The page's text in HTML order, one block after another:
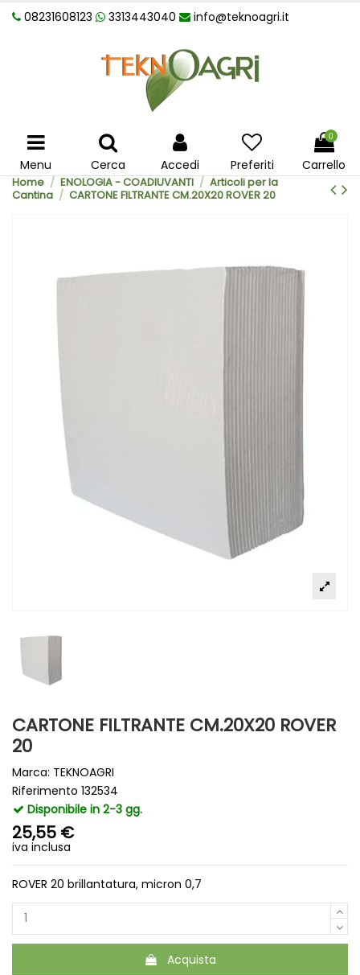
08231608123 3313443040 info@teknoagri.it
Menu Cerca Accedi Preferiti
0
Carrello
Home ENOLOGIA - COADIUVANTI
Articoli per la
Cantina
CARTONE FILTRANTE CM.20X20 ROVER 20
CARTONE FILTRANTE CM.20X20 ROVER
20
Marca: TEKNOAGRI
Riferimento 132534
Disponibile in 2-3 gg.
25,55 €
iva inclusa
ROVER 20 brillantatura, micron 0,7
Acquista